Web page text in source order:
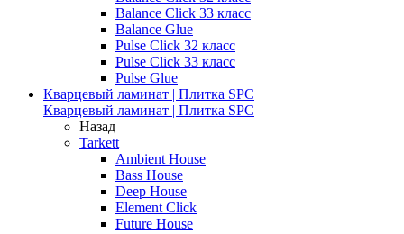
Balance Click 33 класс
Balance Glue
Pulse Click 32 класс
Pulse Click 33 класс
Pulse Glue
Кварцевый ламинат | Плитка SPC
Кварцевый ламинат | Плитка SPC
Назад
Tarkett
Ambient House
Bass House
Deep House
Element Click
Future House